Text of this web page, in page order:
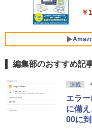
￥
￥
な
続
書
し
編集部のおすすめ記
連載
エラー
に備
00に